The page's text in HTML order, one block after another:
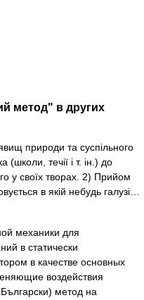
метод" в других
природи та суспільного
течії і т. ін.) до
у своїх творах. 2) Прийом
в якій небудь галузі…
механики для
в статически
в качестве основных
воздействия
метод на